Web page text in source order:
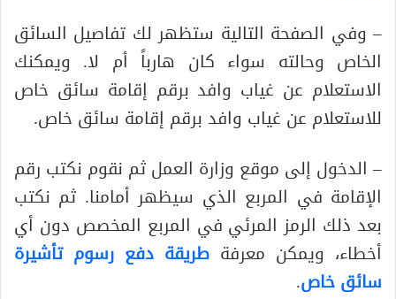
– وفي الصفحة التالية ستظهر لك تفاصيل السائق
الخاص وحالته سواء كان هارباً أم لا. ويمكنك
الاستعلام عن غياب وافد برقم إقامة سائق خاص
للاستعلام عن غياب وافد برقم إقامة سائق خاص.
– الدخول إلى موقع وزارة العمل ثم نقوم نكتب رقم
الإقامة في المربع الذي سيظهر أمامنا. ثم نكتب
بعد ذلك الرمز المرئي في المربع المخصص دون أي
أخطاء، ويمكن معرفة طريقة دفع رسوم تأشيرة
سائق خاص.